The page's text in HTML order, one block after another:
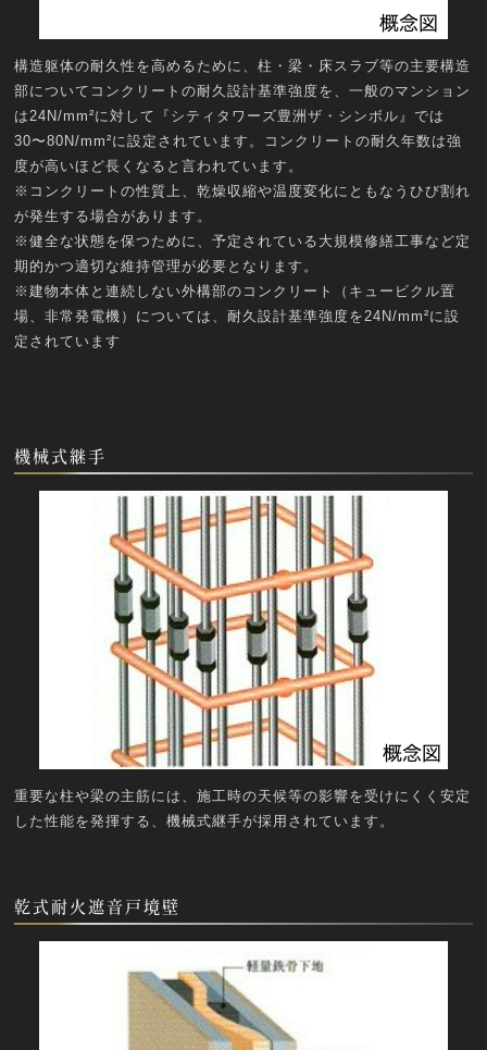
構造躯体の耐久性を高めるために、柱・梁・床スラブ等の主要構造
部についてコンクリートの耐久設計基準強度を、一般のマンション
は24N/mm²に対して『シティタワーズ豊洲ザ・シンボル』では
30〜80N/mm²に設定されています。コンクリートの耐久年数は強
度が高いほど長くなると言われています。
※コンクリートの性質上、乾燥収縮や温度変化にともなうひび割れ
が発生する場合があります。
※健全な状態を保つために、予定されている大規模修繕工事など定
期的かつ適切な維持管理が必要となります。
※建物本体と連続しない外構部のコンクリート（キュービクル置
場、非常発電機）については、耐久設計基準強度を24N/mm²に設
定されています
機械式継手
重要な柱や梁の主筋には、施工時の天候等の影響を受けにくく安定
した性能を発揮する、機械式継手が採用されています。
乾式耐火遮音戸境壁